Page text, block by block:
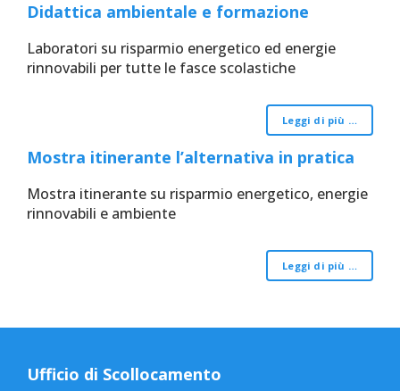
Didattica ambientale e formazione
Laboratori su risparmio energetico ed energie
rinnovabili per tutte le fasce scolastiche
Leggi di più …
Mostra itinerante l’alternativa in pratica
Mostra itinerante su risparmio energetico, energie
rinnovabili e ambiente
Leggi di più …
Ufficio di Scollocamento